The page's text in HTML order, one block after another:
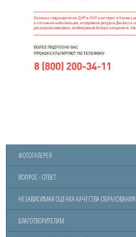
ФОТОГАЛЕРЕЯ
ВОПРОС - ОТВЕТ
НЕЗАВИСИМАЯ ОЦЕНКА КАЧЕСТВА ОБРАЗОВАНИЯ
БЛАГОТВОРИТЕЛЯМ